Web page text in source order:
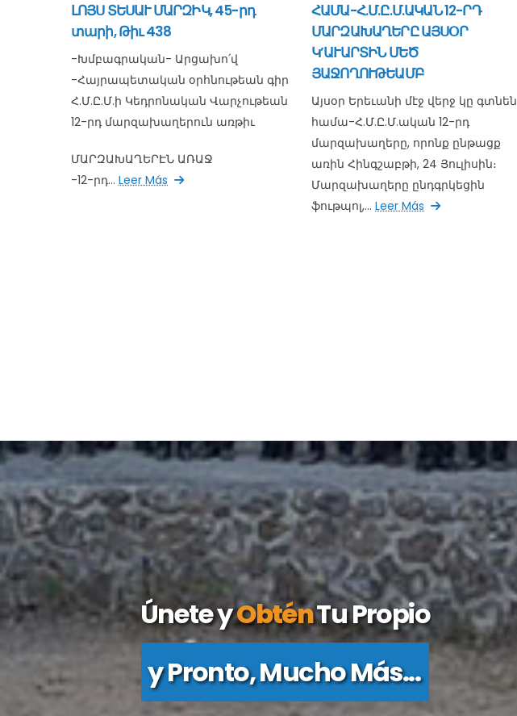
ԼՈՅՍ ՏԵՍԱՒ ՄԱՐԶԻԿ, 45-րդ
տարի, Թիւ 438
-Խմբագրական- Արցախո՛վ
-Հայրապետական օրհնութեան գիր
Հ.Մ.Ը.Մ.ի Կեդրոնական Վարչութեան
12-րդ մարզախաղերուն առթիւ
ՄԱՐԶԱԽԱՂԵՐԷՆ ԱՌԱՋ
-12-րդ... Leer Más
ՀԱՄԱ-Հ.Մ.Ը.Մ.ԱԿԱՆ 12-ՐԴ
ՄԱՐԶԱԽԱՂԵՐԸ ԱՅՍՕՐ
Կ’ԱՒԱՐՏԻՆ ՄԵԾ
ՅԱՋՈՂՈՒԹԵԱՄԲ
Այսօր Երեւանի մէջ վերջ կը գտնեն
համա-Հ.Մ.Ը.Մ.ական 12-րդ
մարզախաղերը, որոնք ընթացք
առին Հինգշաբթի, 24 Յուլիսին։
Մարզախաղերը ընդգրկեցին
ֆութպոլ,... Leer Más
Únete yObténTu Propio
y Pronto, Mucho Más...